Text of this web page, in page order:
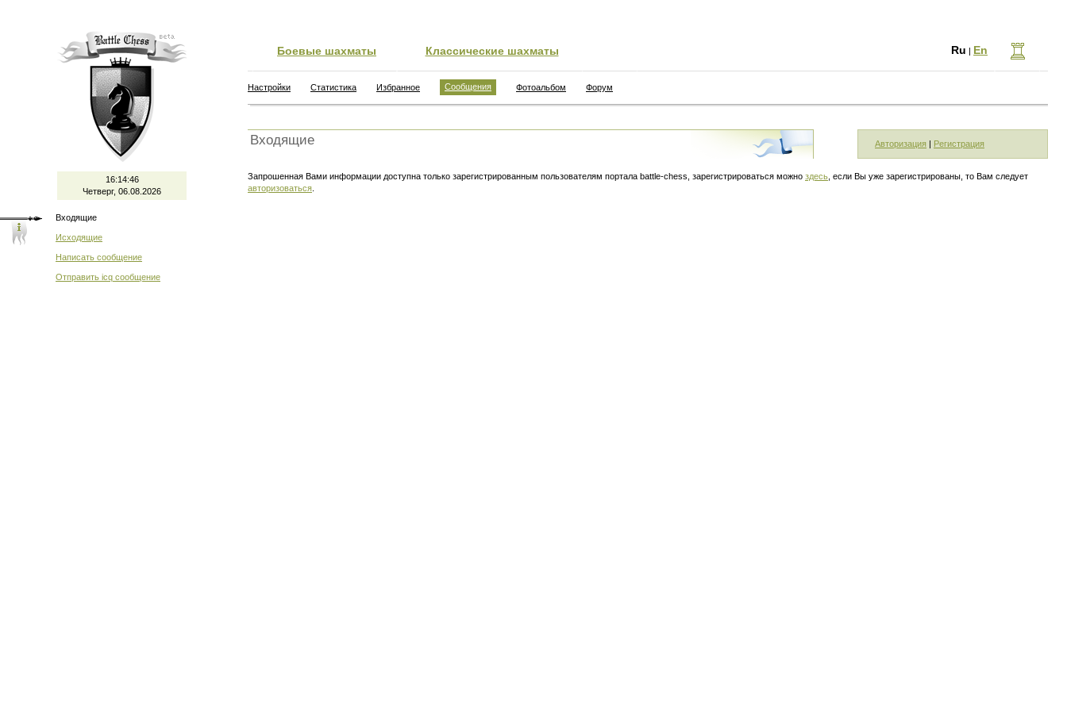
16:14:46
Четверг, 06.08.2026
Входящие
Исходящие
Написать сообщение
Отправить icq сообщение
Боевые шахматы Классические шахматы Ru | En
Настройки Статистика Избранное Сообщения Фотоальбом Форум
Входящие Авторизация | Регистрация
Запрошенная Вами информации доступна только зарегистрированным пользователям портала battle-chess, зарегистрироваться можно здесь , если Вы уже зарегистрированы, то Вам следует
авторизоваться